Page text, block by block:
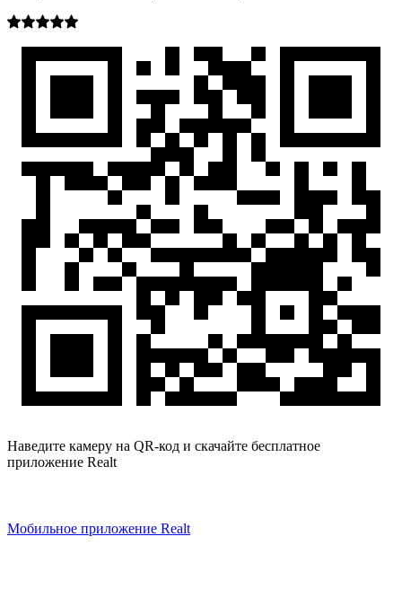
Наведите камеру на QR-код и скачайте бесплатное
приложение Realt
Мобильное приложение Realt